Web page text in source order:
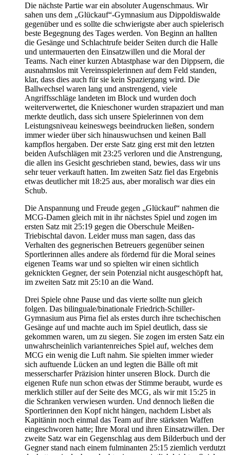
Die nächste Partie war ein absoluter Augenschmaus. Wir
sahen uns dem „Glückauf“-Gymnasium aus Dippoldiswalde
gegenüber und es sollte die schwierigste aber auch spielerisch
beste Begegnung des Tages werden. Von Beginn an hallten
die Gesänge und Schlachtrufe beider Seiten durch die Halle
und untermauerten den Einsatzwillen und die Moral der
Teams. Nach einer kurzen Abtastphase war den Dippsern, die
ausnahmslos mit Vereinsspielerinnen auf dem Feld standen,
klar, dass dies auch für sie kein Spaziergang wird. Die
Ballwechsel waren lang und anstrengend, viele
Angriffsschläge landeten im Block und wurden doch
weiterverwertet, die Knieschoner wurden strapaziert und man
merkte deutlich, dass sich unsere Spielerinnen von dem
Leistungsniveau keineswegs beeindrucken ließen, sondern
immer wieder über sich hinauswuchsen und keinen Ball
kampflos hergaben. Der erste Satz ging erst mit den letzten
beiden Aufschlägen mit 23:25 verloren und die Anstrengung,
die allen ins Gesicht geschrieben stand, bewies, dass wir uns
sehr teuer verkauft hatten. Im zweiten Satz fiel das Ergebnis
etwas deutlicher mit 18:25 aus, aber moralisch war dies ein
Schub.
Die Anspannung und Freude gegen „Glückauf“ nahmen die
MCG-Damen gleich mit in ihr nächstes Spiel und zogen im
ersten Satz mit 25:19 gegen die Oberschule Meißen-
Triebischtal davon. Leider muss man sagen, dass das
Verhalten des gegnerischen Betreuers gegenüber seinen
Sportlerinnen alles andere als fördernd für die Moral seines
eigenen Teams war und so spielten wir einen sichtlich
geknickten Gegner, der sein Potenzial nicht ausgeschöpft hat,
im zweiten Satz mit 25:10 an die Wand.
Drei Spiele ohne Pause und das vierte sollte nun gleich
folgen. Das bilinguale/binationale Friedrich-Schiller-
Gymnasium aus Pirna fiel als erstes durch ihre tschechischen
Gesänge auf und machte auch im Spiel deutlich, dass sie
gekommen waren, um zu siegen. Sie zogen im ersten Satz ein
unwahrscheinlich variantenreiches Spiel auf, welches dem
MCG ein wenig die Luft nahm. Sie spielten immer wieder
sich auftuende Lücken an und legten die Bälle oft mit
messerscharfer Präzision hinter unseren Block. Durch die
eigenen Rufe nun schon etwas der Stimme beraubt, wurde es
merklich stiller auf der Seite des MCG, als wir mit 15:25 in
die Schranken verwiesen wurden. Und dennoch ließen die
Sportlerinnen den Kopf nicht hängen, nachdem Lisbet als
Kapitänin noch einmal das Team auf ihre stärksten Waffen
eingeschworen hatte; Ihre Moral und ihren Einsatzwillen. Der
zweite Satz war ein Gegenschlag aus dem Bilderbuch und der
Gegner stand nach einem fulminanten 25:15 ziemlich verdutzt